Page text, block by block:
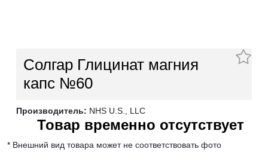
Солгар Глицинат магния
капс №60
Производитель: NHS U.S., LLC
Товар временно отсутствует
* Внешний вид товара может не соответствовать фото